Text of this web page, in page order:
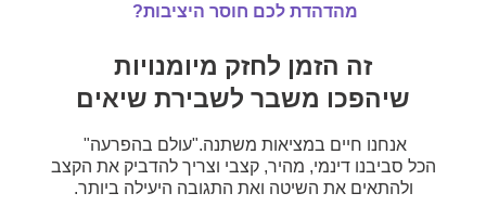
מהדהדת לכם חוסר היציבות?
זה הזמן לחזק מיומנויות
שיהפכו משבר לשבירת שיאים​
אנחנו חיים במציאות משתנה."עולם בהפרעה"
הכל סביבנו דינמי, מהיר, קצבי וצריך להדביק את הקצב
ולהתאים את השיטה ואת התגובה היעילה ביותר.